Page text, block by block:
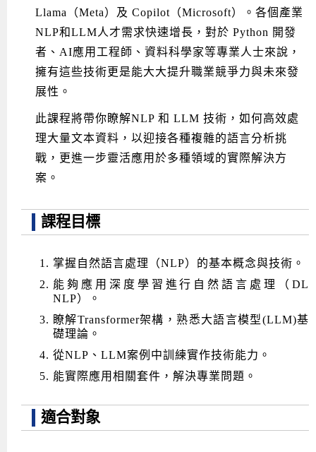
Python程式設計(舊)
APCS寒暑假程式檢定班
Java 物件導向程式
NFC無線通訊設計實作班
物聯網Web整合應用實作班
AIoT人工智慧與物聯網實戰人才就業班
AI智能醫療電子產品開發人才就業班
物聯網韌體工程師人才養成班
物聯網平台開發人才養成班(政府+企業雙重補助)
物聯網平台開發人才養成班
實體課程總覽
OpenVINO邊緣運算實務
iPAS巨量資料分析師考照班
Llama（Meta）及 Copilot（Microsoft）。各個產業
NLP和LLM人才需求快速增長，對於 Python 開發
者、AI應用工程師、資料科學家等專業人士來說，
擁有這些技術更是能大大提升職業競爭力與未來發
展性。
此課程將帶你瞭解NLP 和 LLM 技術，如何高效處
理大量文本資料，以迎接各種複雜的語言分析挑
戰，更進一步靈活應用於多種領域的實際解決方
案。
課程目標
掌握自然語言處理（NLP）的基本概念與技術。
能夠應用深度學習進行自然語言處理（DL
NLP）。
瞭解Transformer架構，熟悉大語言模型(LLM)基
礎理論。
從NLP、LLM案例中訓練實作技術能力。
能實際應用相關套件，解決專業問題。
適合對象